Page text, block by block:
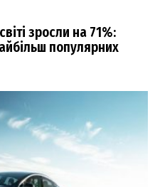
зросли на 71%:
популярних